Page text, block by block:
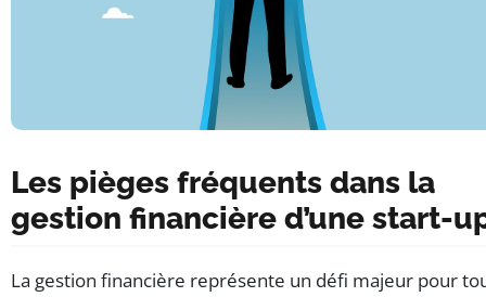
Les pièges fréquents dans la
gestion financière d’une start-
La gestion financière représente un défi majeur pour